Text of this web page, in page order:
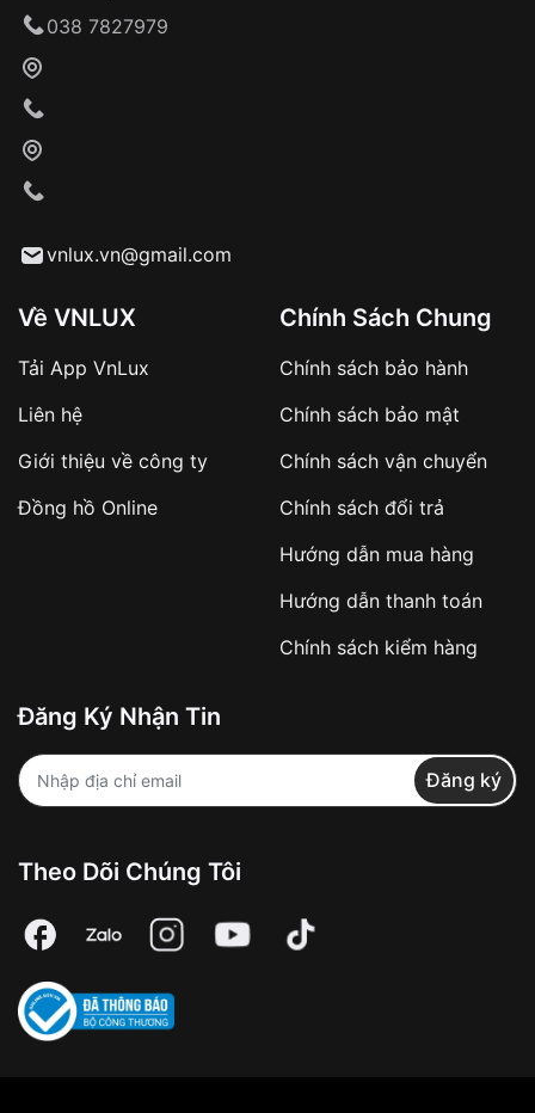
038 7827979
vnlux.vn@gmail.com
Về VNLUX
Tải App VnLux
Liên hệ
Giới thiệu về công ty
Đồng hồ Online
Chính Sách Chung
Chính sách bảo hành
Chính sách bảo mật
Chính sách vận chuyển
Chính sách đổi trả
Hướng dẫn mua hàng
Hướng dẫn thanh toán
Chính sách kiểm hàng
Đăng Ký Nhận Tin
Đăng ký
Theo Dõi Chúng Tôi